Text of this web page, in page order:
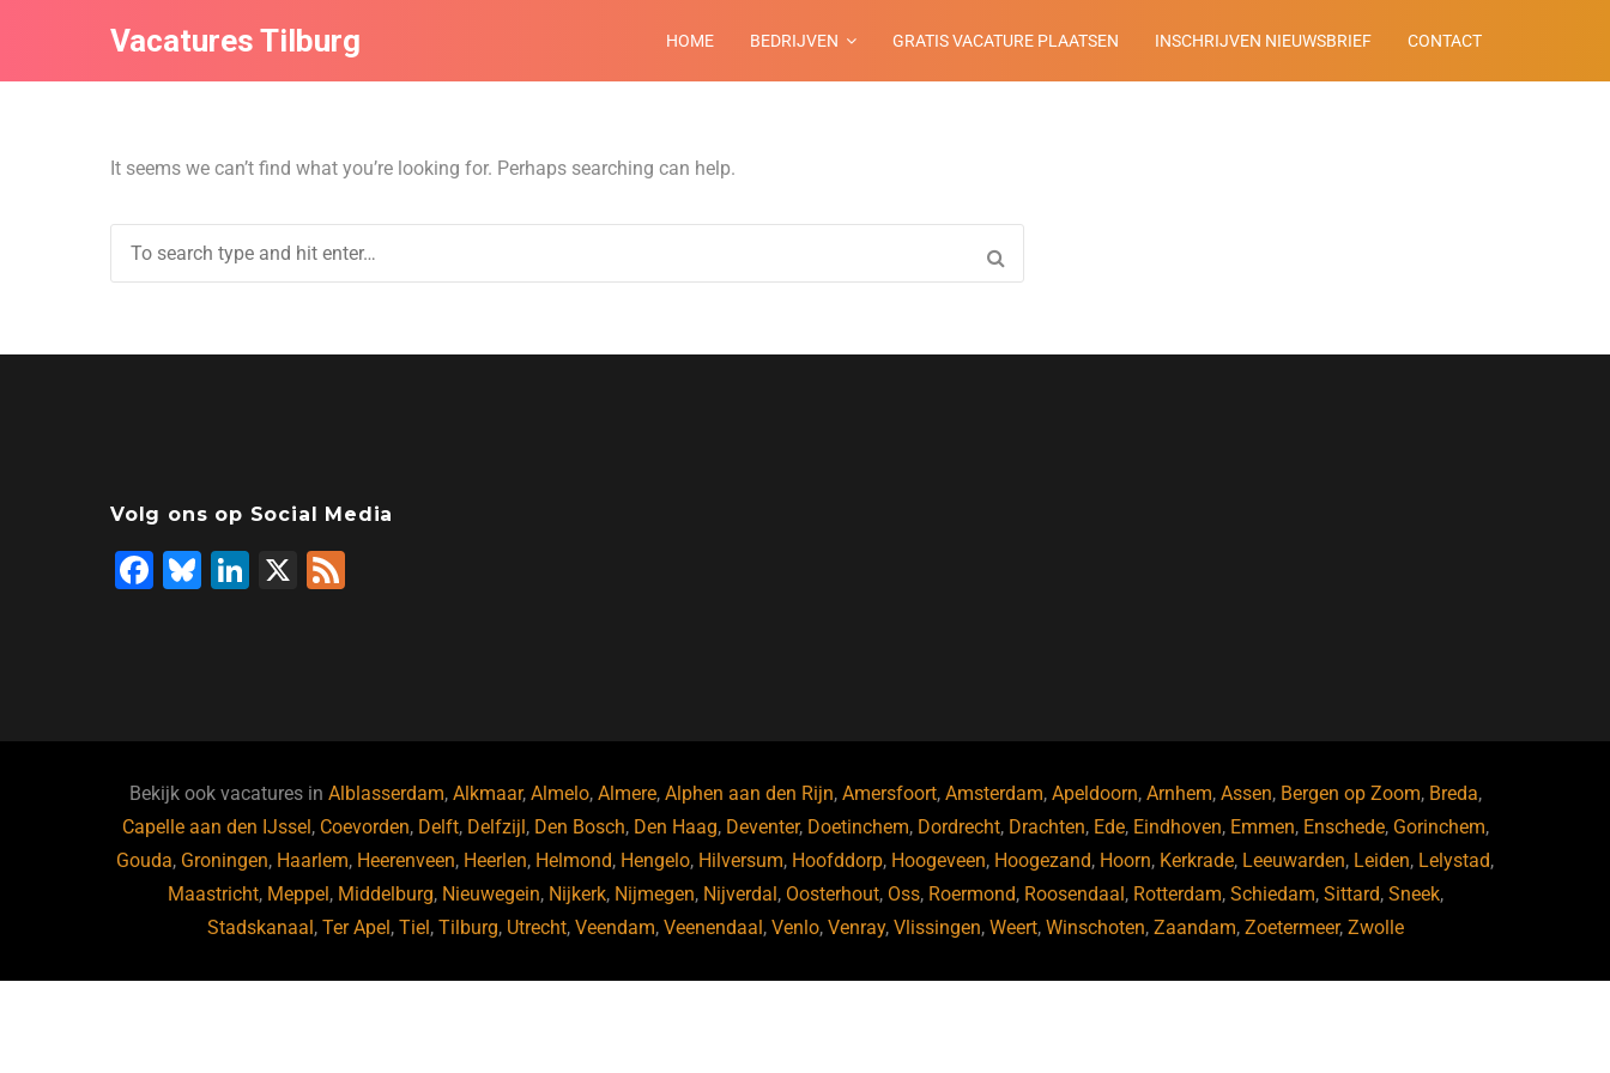
Vacatures Tilburg HOME BEDRIJVEN GRATIS VACATURE PLAATSEN INSCHRIJVEN NIEUWSBRIEF CONTACT
It seems we can’t find what you’re looking for. Perhaps searching can help.
Volg ons op Social Media
F
o
k
Bl
Li
X
Bekijk ook vacatures in Alblasserdam, Alkmaar, Almelo, Almere, Alphen aan den Rijn, Amersfoort, Amsterdam, Apeldoorn, Arnhem, Assen, Bergen op Zoom, Breda,
Capelle aan den IJssel , Coevorden, Delft, Delfzijl , Den Bosch, Den Haag, Deventer, Doetinchem, Dordrecht, Drachten, Ede, Eindhoven, Emmen, Enschede, Gorinchem,
Gouda, Groningen, Haarlem, Heerenveen, Heerlen, Helmond, Hengelo, Hilversum, Hoofddorp, Hoogeveen, Hoogezand, Hoorn, Kerkrade, Leeuwarden, Leiden, Lelystad,
Maastricht, Meppel , Middelburg, Nieuwegein, Nijkerk, Nijmegen, Nijverdal , Oosterhout, Oss, Roermond, Roosendaal , Rotterdam, Schiedam, Sittard, Sneek,
Stadskanaal , Ter Apel , Tiel , Tilburg, Utrecht, Veendam, Veenendaal , Venlo, Venray, Vlissingen, Weert, Winschoten, Zaandam, Zoetermeer, Zwolle